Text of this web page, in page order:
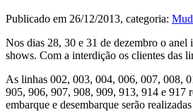
Publicado em 26/12/2013, categoria:
Nos dias 28, 30 e 31 de dezembro o anel
shows. Com a interdição os clientes das
As linhas 002, 003, 004, 006, 007, 008,
905, 906, 907, 908, 909, 913, 914 e 917
embarque e desembarque serão